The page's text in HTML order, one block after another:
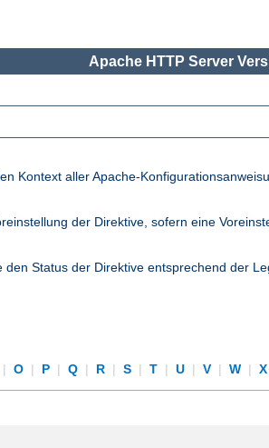
Apache HTTP Server
Kontext aller Apache-
der Direktive, sofern eine
Status der Direktive entsprechend der
| O | P | Q | R | S | T | U | V | W | X